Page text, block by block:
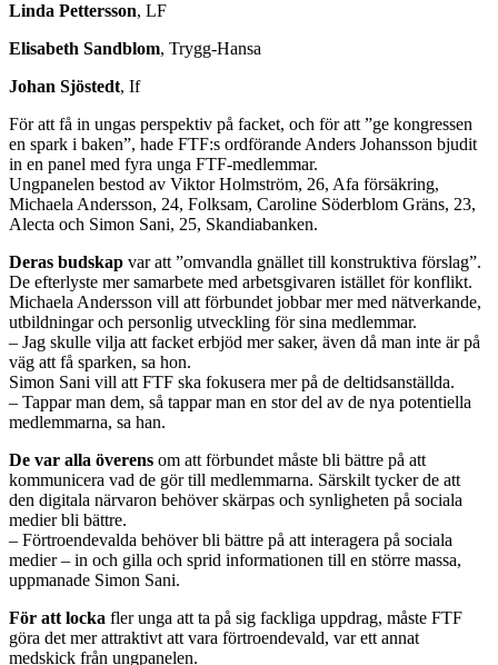
Linda Pettersson, LF
Elisabeth Sandblom, Trygg-Hansa
Johan Sjöstedt, If
För att få in ungas perspektiv på facket, och för att ”ge kongressen
en spark i baken”, hade FTF:s ordförande Anders Johansson bjudit
in en panel med fyra unga FTF-medlemmar.
Ungpanelen bestod av Viktor Holmström, 26, Afa försäkring,
Michaela Andersson, 24, Folksam, Caroline Söderblom Gräns, 23,
Alecta och Simon Sani, 25, Skandiabanken.
Deras budskap var att ”omvandla gnället till konstruktiva förslag”.
De efterlyste mer samarbete med arbetsgivaren istället för konflikt.
Michaela Andersson vill att förbundet jobbar mer med nätverkande,
utbildningar och personlig utveckling för sina medlemmar.
– Jag skulle vilja att facket erbjöd mer saker, även då man inte är på
väg att få sparken, sa hon.
Simon Sani vill att FTF ska fokusera mer på de deltidsanställda.
– Tappar man dem, så tappar man en stor del av de nya potentiella
medlemmarna, sa han.
De var alla överens om att förbundet måste bli bättre på att
kommunicera vad de gör till medlemmarna. Särskilt tycker de att
den digitala närvaron behöver skärpas och synligheten på sociala
medier bli bättre.
– Förtroendevalda behöver bli bättre på att interagera på sociala
medier – in och gilla och sprid informationen till en större massa,
uppmanade Simon Sani.
För att locka fler unga att ta på sig fackliga uppdrag, måste FTF
göra det mer attraktivt att vara förtroendevald, var ett annat
medskick från ungpanelen.